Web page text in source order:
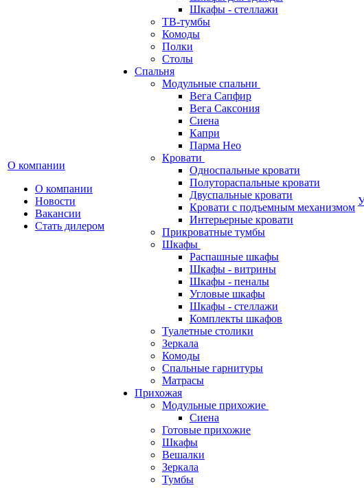
О компании
О компании
Новости
Вакансии
Стать дилером
Шкафы - стеллажи
ТВ-тумбы
Комоды
Полки
Столы
Спальня
Модульные спальни
Вега Сапфир
Вега Саксония
Сиена
Капри
Парма Нео
Кровати
Односпальные кровати
Полутораспальные кровати
Двуспальные кровати
Кровати с подъемным механизмом
Интерьерные кровати
Прикроватные тумбы
Шкафы
Распашные шкафы
Шкафы - витрины
Шкафы - пеналы
Угловые шкафы
Шкафы - стеллажи
Комплекты шкафов
Туалетные столики
Зеркала
Комоды
Спальные гарнитуры
Матрасы
Прихожая
Модульные прихожие
Сиена
Готовые прихожие
Шкафы
Вешалки
Зеркала
Тумбы